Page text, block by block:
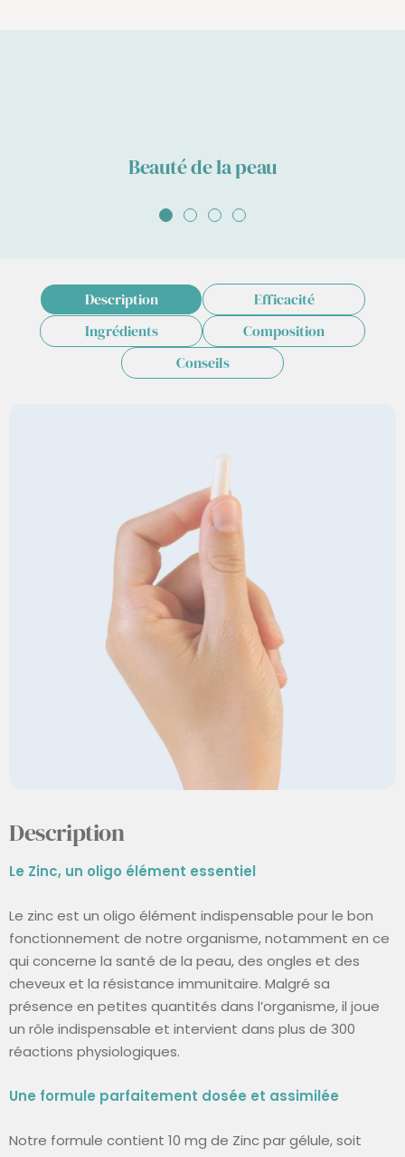
Beauté de la peau
AllerAllerAller
3
Aller
Description
Efficacité
Ingrédients
Composition
Conseils
Description
Le Zinc, un oligo élément essentiel
Le zinc est un oligo élément indispensable pour le bon
fonctionnement de notre organisme, notamment en ce
qui concerne la santé de la peau, des ongles et des
cheveux et la résistance immunitaire. Malgré sa
présence en petites quantités dans l’organisme, il joue
un rôle indispensable et intervient dans plus de 300
réactions physiologiques.
Une formule parfaitement dosée et assimilée
Notre formule contient 10 mg de Zinc par gélule, soit